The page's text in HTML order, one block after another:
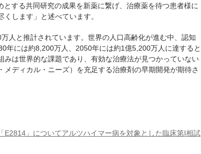
とする共同研究の成果を新薬に繋げ、治療薬を待つ患者様に
します」と述べています。
人と推計されています。世界の人口高齢化が進む中、認知
年には約8,200万人、2050年には約1億5,200万人に達すると
みは世界的な課題であり、有効な治療法が見つかっていない
ディカル・ニーズ）を充足する治療剤の早期開発が期待さ
E2814」についてアルツハイマー病を対象とした臨床第I相試